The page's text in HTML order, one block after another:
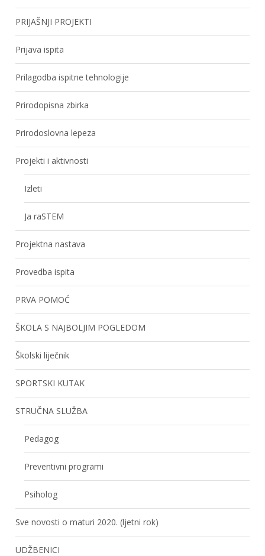
PRIJAŠNJI PROJEKTI
Prijava ispita
Prilagodba ispitne tehnologije
Prirodopisna zbirka
Prirodoslovna lepeza
Projekti i aktivnosti
Izleti
Ja raSTEM
Projektna nastava
Provedba ispita
PRVA POMOĆ
ŠKOLA S NAJBOLJIM POGLEDOM
Školski liječnik
SPORTSKI KUTAK
STRUČNA SLUŽBA
Pedagog
Preventivni programi
Psiholog
Sve novosti o maturi 2020. (ljetni rok)
UDŽBENICI